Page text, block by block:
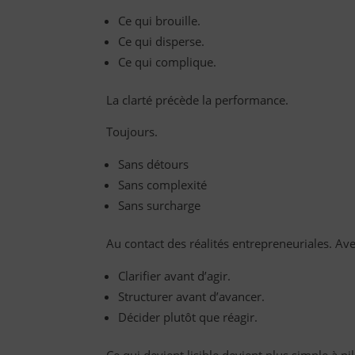
Ce qui brouille.
Ce qui disperse.
Ce qui complique.
La clarté précède la performance.
Toujours.
Sans détours
Sans complexité
Sans surcharge
Au contact des réalités entrepreneuriales.
Clarifier avant d’agir.
Structurer avant d’avancer.
Décider plutôt que réagir.